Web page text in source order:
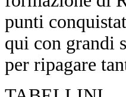
punti
qui con grandi
per ripagare